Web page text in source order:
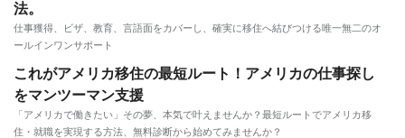
法。
仕事獲得、ビザ、教育、言語面をカバーし、確実に移住へ結びつける唯一無二のオ
ールインワンサポート
これがアメリカ移住の最短ルート！アメリカの仕事探し
をマンツーマン支援
「アメリカで働きたい」その夢、本気で叶えませんか？最短ルートでアメリカ移
住・就職を実現する方法、無料診断から始めてみませんか？